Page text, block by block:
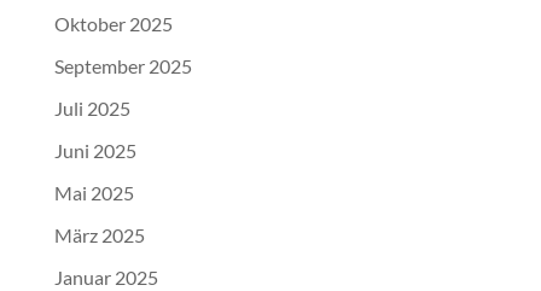
Oktober 2025
September 2025
Juli 2025
Juni 2025
Mai 2025
März 2025
Januar 2025